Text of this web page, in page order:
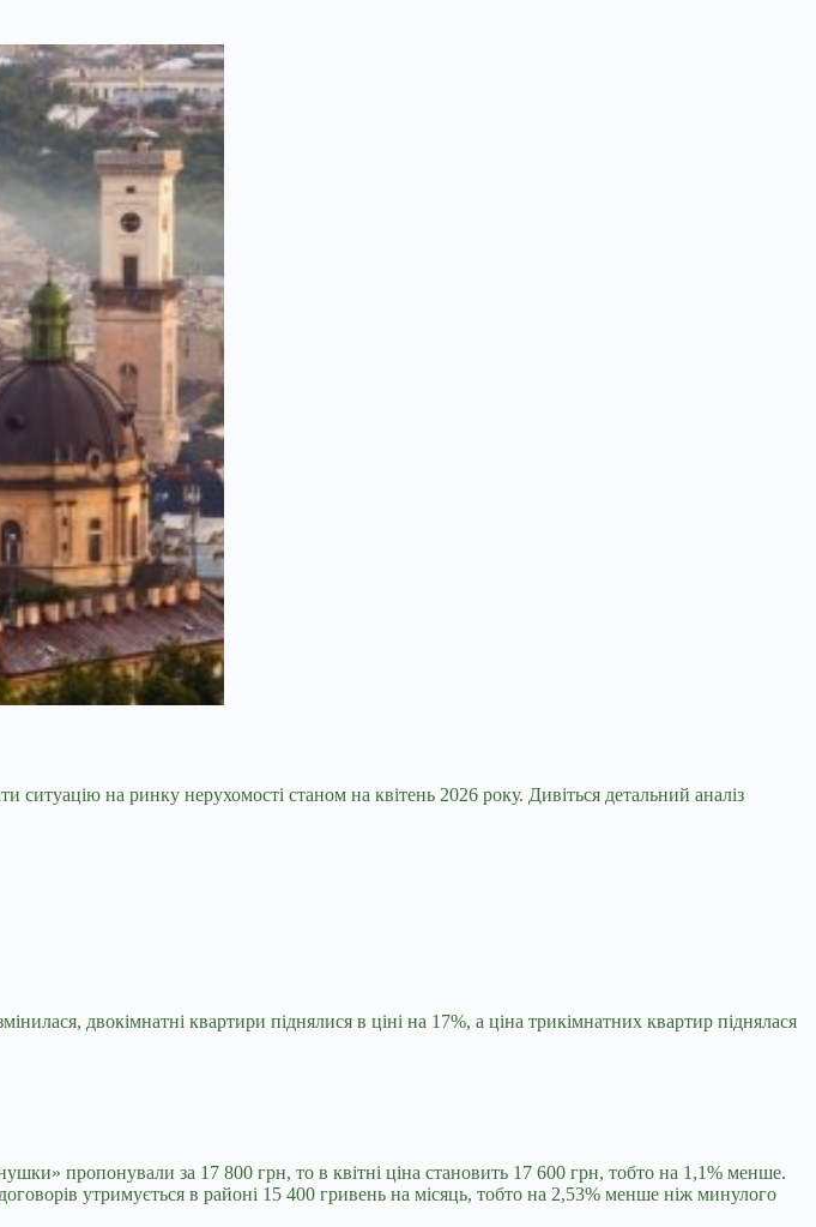
ситуацію на ринку нерухомості станом на квітень 2026 року. Дивіться детальний аналіз
двокімнатні квартири піднялися в ціні на 17%, а ціна трикімнатних квартир піднялася
пропонували за 17 800 грн, то в квітні ціна становить 17 600 грн, тобто на 1,1% менше.
утримується в районі 15 400 гривень на місяць, тобто на 2,53% менше ніж минулого